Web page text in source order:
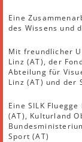
Eine
des Wissens und
Mit freundlicher
Linz (AT), der
Abteilung für
Linz (AT) und der
Eine SILK
(AT), Kulturland
Sport (AT)